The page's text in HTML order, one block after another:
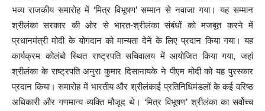
भव्य राजकीय समारोह में ‘मित्र विभूषण’ सम्मान से नवाजा गया। यह सम्मान
श्रीलंका सरकार की ओर से भारत-श्रीलंका संबंधों को मजबूत करने में
प्रधानमंत्री मोदी के योगदान को मान्यता देने के लिए प्रदान किया गया। यह
कार्यक्रम कोलंबो स्थित राष्ट्रपति सचिवालय में आयोजित किया गया, जहां
श्रीलंका के राष्ट्रपति अनुरा कुमार दिसानायके ने पीएम मोदी को यह पुरस्कार
प्रदान किया। समारोह में भारतीय और श्रीलंकाई प्रतिनिधिमंडलों के कई वरिष्ठ
अधिकारी और गणमान्य व्यक्ति मौजूद थे। ‘मित्र विभूषण’ श्रीलंका का सर्वोच्च